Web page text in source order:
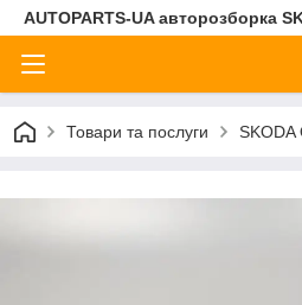
AUTOPARTS-UA авторозборка
Товари та послуги SKODA